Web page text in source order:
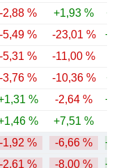
-2,88 % +1,93 %
-5,49 % -23,01 %
-5,31 % -11,00 %
-3,76 % -10,36 %
% -2,64 %
% +7,51 %
-1,92 % -6,66 %
-2,61 % -8,00 %